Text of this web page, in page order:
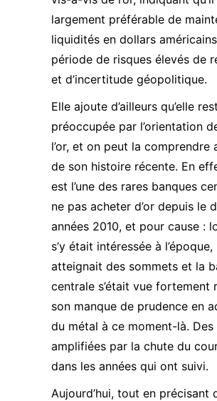
largement préférable de
liquidités en dollars
période de risques élevés de
et d’incertitude géopolitique.
Elle ajoute d’ailleurs qu’elle
préoccupée par l’orientation
l’or, et on peut la comprendre
de son histoire récente. En
est l’une des rares banques
ne pas acheter d’or depuis le
années 2010, et pour cause :
s’y était intéressée à l’époque,
atteignait des sommets et la
centrale s’était vue fortement
son manque de prudence en
du métal à ce moment-là.
amplifiées par la chute du
dans les années qui ont suivi.
Aujourd’hui, tout en précisant